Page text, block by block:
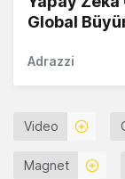
Global
Adrazzi
Video
Magnet